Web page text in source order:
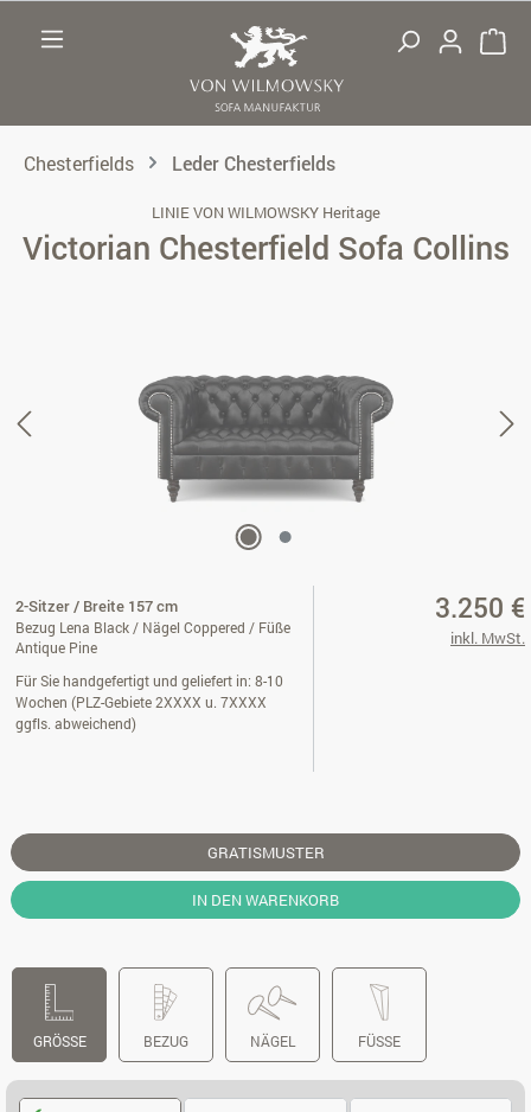
Chesterfields Leder Chesterfields
LINIE VON WILMOWSKY Heritage
Victorian Chesterfield Sofa Collins
2-Sitzer / Breite 157 cm
Bezug Lena Black / Nägel Coppered / Füße
Antique Pine
Für Sie handgefertigt und geliefert in: 8-10
Wochen (PLZ-Gebiete 2XXXX u. 7XXXX
ggfls. abweichend)
3.250 €
inkl. MwSt.
GRATISMUSTER
IN DEN WARENKORB
GRÖSSE BEZUG NÄGEL FÜSSE